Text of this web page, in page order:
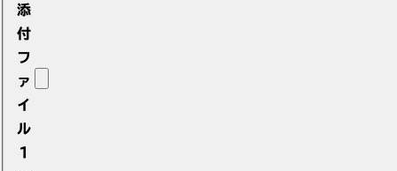
添
付
フ
ァ
イ
ル
1